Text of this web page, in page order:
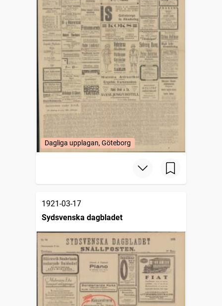
Dagliga upplagan, Göteborg
1921-03-17
Sydsvenska dagbladet